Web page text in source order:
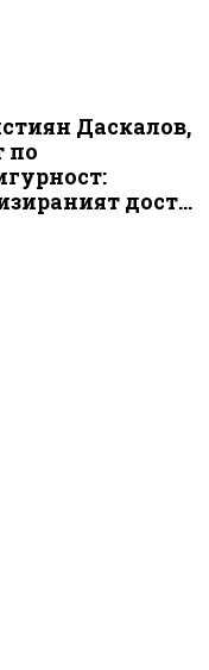
Даскалов,
по
дост...